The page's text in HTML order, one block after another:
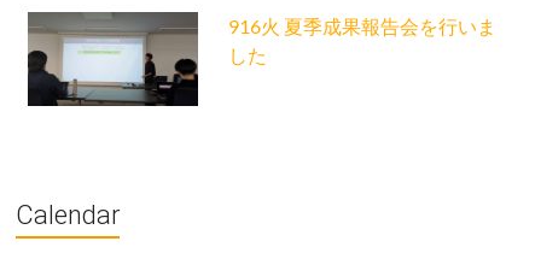
916火 夏季成果報告会を行いま
した
Calendar